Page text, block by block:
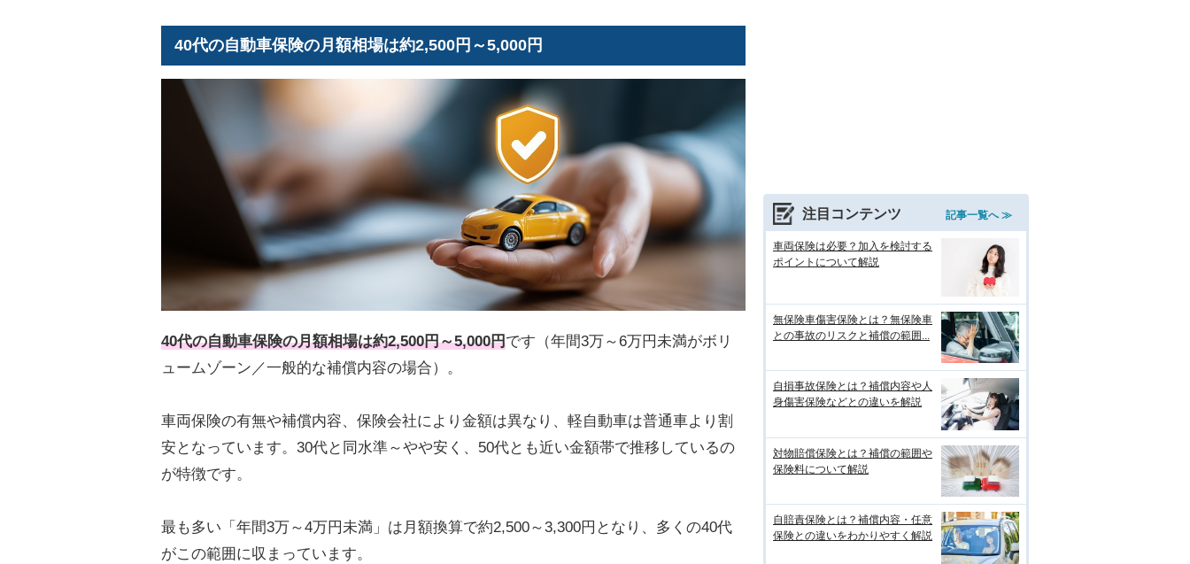
40代の自動車保険の月額相場は約2,500円～5,000円
40代の自動車保険の月額相場は約2,500円～5,000円です（年間3万～6万円未満がボリ
ュームゾーン／一般的な補償内容の場合）。
車両保険の有無や補償内容、保険会社により金額は異なり、軽自動車は普通車より割
安となっています。30代と同水準～やや安く、50代とも近い金額帯で推移しているの
が特徴です。
最も多い「年間3万～4万円未満」は月額換算で約2,500～3,300円となり、多くの40代
がこの範囲に収まっています。
注目コンテンツ 記事一覧へ ≫
車両保険は必要？加入を検討する
ポイントについて解説
無保険車傷害保険とは？無保険車
との事故のリスクと補償の範囲...
自損事故保険とは？補償内容や人
身傷害保険などとの違いを解説
対物賠償保険とは？補償の範囲や
保険料について解説
自賠責保険とは？補償内容・任意
保険との違いをわかりやすく解説